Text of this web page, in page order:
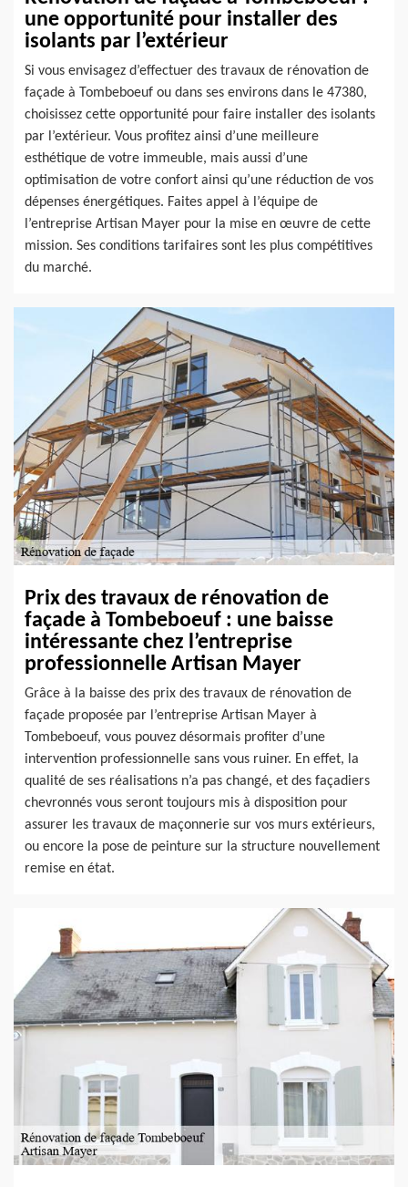
une opportunité pour installer des
isolants par l’extérieur
Si vous envisagez d’effectuer des travaux de rénovation de
façade à Tombeboeuf ou dans ses environs dans le 47380,
choisissez cette opportunité pour faire installer des isolants
par l’extérieur. Vous profitez ainsi d’une meilleure
esthétique de votre immeuble, mais aussi d’une
optimisation de votre confort ainsi qu’une réduction de vos
dépenses énergétiques. Faites appel à l’équipe de
l’entreprise Artisan Mayer pour la mise en œuvre de cette
mission. Ses conditions tarifaires sont les plus compétitives
du marché.
Prix des travaux de rénovation de
façade à Tombeboeuf : une baisse
intéressante chez l’entreprise
professionnelle Artisan Mayer
Grâce à la baisse des prix des travaux de rénovation de
façade proposée par l’entreprise Artisan Mayer à
Tombeboeuf, vous pouvez désormais profiter d’une
intervention professionnelle sans vous ruiner. En effet, la
qualité de ses réalisations n’a pas changé, et des façadiers
chevronnés vous seront toujours mis à disposition pour
assurer les travaux de maçonnerie sur vos murs extérieurs,
ou encore la pose de peinture sur la structure nouvellement
remise en état.